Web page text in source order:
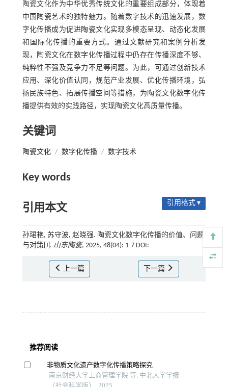
陶瓷文化作为中华优秀传统文化的重要组成部分，体现着
中国陶瓷艺术的独特魅力。随着数字技术的迅速发展，数
字化传播成为促进陶瓷文化实现多模态呈现、动态化发展
和国际化传播的重要方式。通过文献研究和案例分析发
现，陶瓷文化在数字化传播过程中仍存在传播深度不够、
纯粹性不强及竞争力不足等问题。为此，可通过创新技术
应用、深化价值认同，规范产业发展、优化传播环境，弘
扬民族特色、拓展传播空间等措施，为陶瓷文化数字化传
播提供有效的实践路径，实现陶瓷文化高质量传播。
关键词
陶瓷文化 / 数字化传播 / 数字技术
Key words
引用本文 引用格式 ▾
孙珺艳, 苏守波, 赵晓强. 陶瓷文化数字化传播的价值、问题
与对策[J]. 山东陶瓷, 2025, 48(04): 1-7 DOI:
上一篇 下一篇